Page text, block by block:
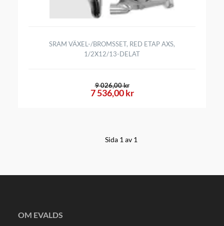
SRAM VÄXEL-/BROMSSET, RED ETAP AXS,
1/2X12/13-DELAT
7 536,00 kr
9 026,00 kr
Sida 1 av 1
OM EVALDS